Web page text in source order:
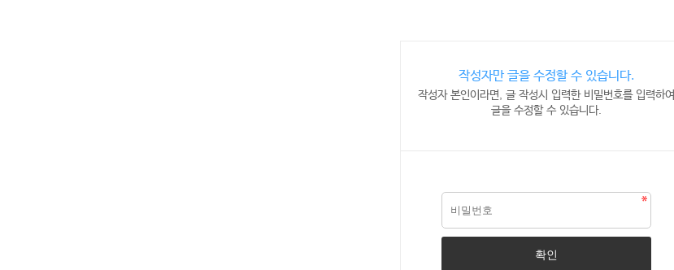
작성자만 글을 수정할 수 있습니다.
작성자 본인이라면, 글 작성시 입력한 비밀번호를 입력하여
글을 수정할 수 있습니다.